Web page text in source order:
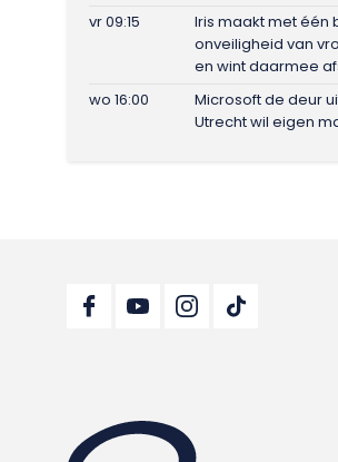
vr 09:15
Iris maakt met één
onveiligheid van
en wint daarmee
wo 16:00
Microsoft de deur
Utrecht wil eigen